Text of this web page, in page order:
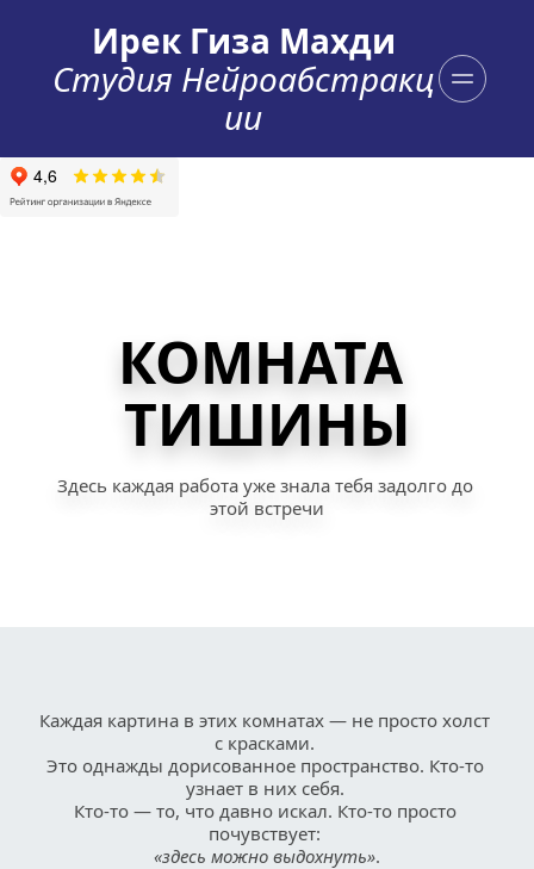
Ирек Гиза Махди
Студия Нейроабстракц
ии
КОМНАТА
ТИШИНЫ
Здесь каждая работа уже знала тебя задолго до
этой встречи
Каждая картина в этих комнатах — не просто холст
с красками.
Это однажды дорисованное пространство. Кто-то
узнает в них себя.
Кто-то — то, что давно искал. Кто-то просто
почувствует:
«здесь можно выдохнуть».